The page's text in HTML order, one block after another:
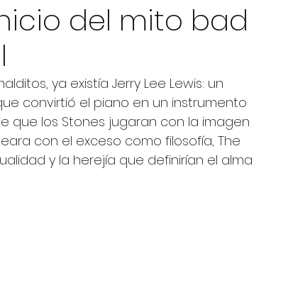
del mito bad
ya existía Jerry Lee Lewis: un
convirtió el piano en un instrumento
que los Stones jugaran con la imagen
con el exceso como filosofía, The
y la herejía que definirían el alma